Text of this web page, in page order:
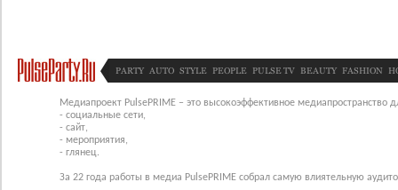
PARTY AUTO STYLE PEOPLE PULSE TV BEAUTY FASHION
Медиапроект PulsePRIME – это высокоэффективное медиапространство
- социальные сети,
- сайт,
- мероприятия,
- глянец.
За 22 года работы в медиа PulsePRIME собрал самую влиятельную